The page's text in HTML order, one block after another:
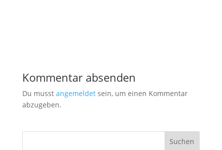
Kommentar absenden
Du musst angemeldetsein, um einen Kommentar
abzugeben.